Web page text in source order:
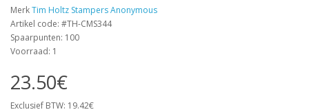
MerkTim Holtz Stampers Anonymous
Artikel code: #TH-CMS344
Spaarpunten: 100
Voorraad: 1
23.50€
Exclusief BTW: 19.42€